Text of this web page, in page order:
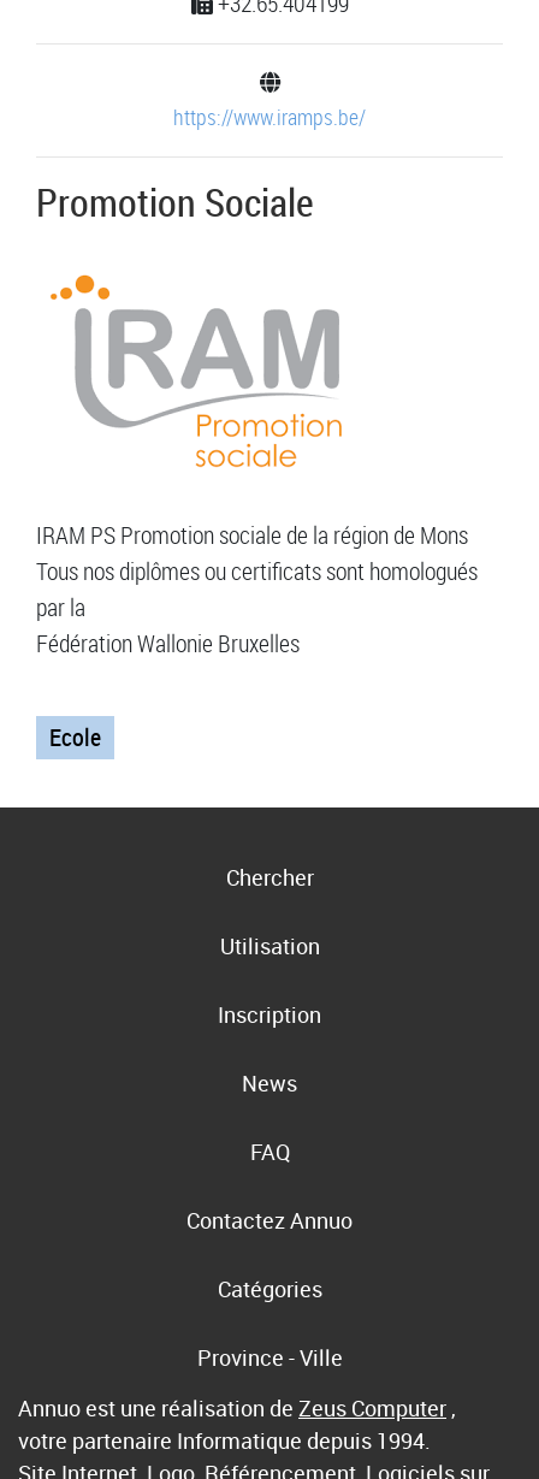
https://www.iramps.be/
Promotion Sociale
IRAM PS Promotion sociale de la région de Mons
Tous nos diplômes ou certificats sont homologués
par la
Fédération Wallonie Bruxelles
Ecole
Chercher
Utilisation
Inscription
News
FAQ
Contactez Annuo
Catégories
Province - Ville
Annuo est une réalisation de Zeus Computer ,
votre partenaire Informatique depuis 1994.
Site Internet, Logo, Référencement, Logiciels sur